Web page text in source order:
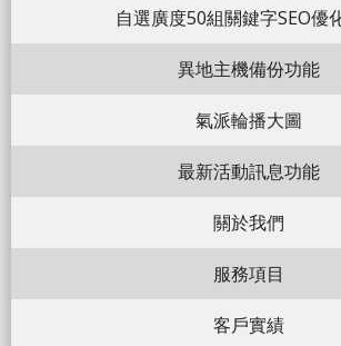
自選廣度50組關鍵字SEO優
異地主機備份功能
氣派輪播大圖
最新活動訊息功能
關於我們
服務項目
客戶實績